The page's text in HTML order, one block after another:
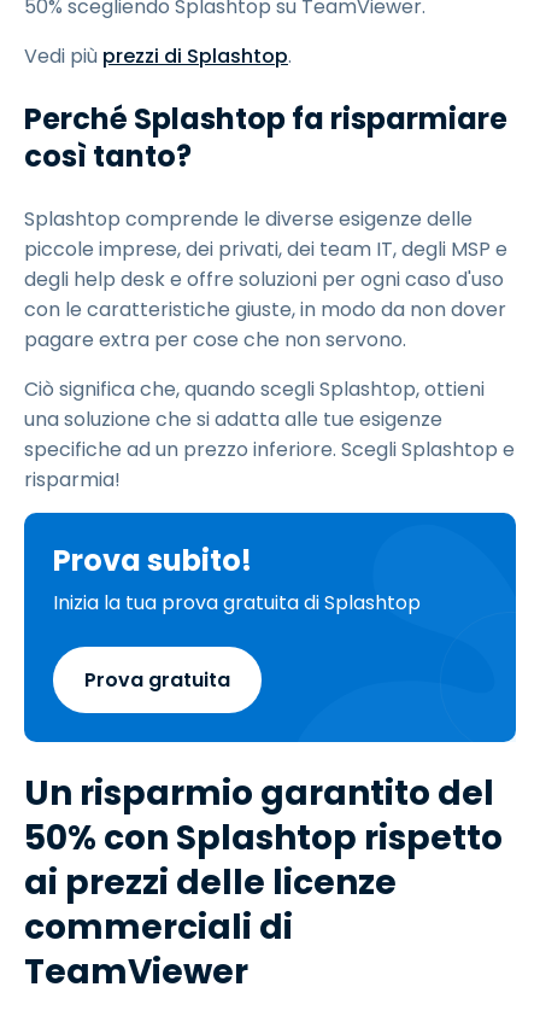
50% scegliendo Splashtop su TeamViewer.
Vedi più prezzi di Splashtop.
Perché Splashtop fa risparmiare
così tanto?
Splashtop comprende le diverse esigenze delle
piccole imprese, dei privati, dei team IT, degli MSP e
degli help desk e offre soluzioni per ogni caso d'uso
con le caratteristiche giuste, in modo da non dover
pagare extra per cose che non servono.
Ciò significa che, quando scegli Splashtop, ottieni
una soluzione che si adatta alle tue esigenze
specifiche ad un prezzo inferiore. Scegli Splashtop e
risparmia!
Prova subito!
Inizia la tua prova gratuita di Splashtop
Prova gratuita
Un risparmio garantito del
50% con Splashtop rispetto
ai prezzi delle licenze
commerciali di
TeamViewer